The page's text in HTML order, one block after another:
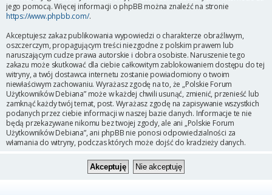
jego pomocą. Więcej informacji o phpBB można znaleźć na stronie
https://www.phpbb.com/.
Akceptujesz zakaz publikowania wypowiedzi o charakterze obraźliwym,
oszczerczym, propagującym treści niezgodne z polskim prawem lub
naruszającym cudze prawa autorskie i dobra osobiste. Naruszenie tego
zakazu może skutkować dla ciebie całkowitym zablokowaniem dostępu do tej
witryny, a twój dostawca internetu zostanie powiadomiony o twoim
niewłaściwym zachowaniu. Wyrażasz zgodę na to, że „Polskie Forum
Użytkowników Debiana” może w każdej chwili usunąć, zmienić, przenieść lub
zamknąć każdy twój temat, post. Wyrażasz zgodę na zapisywanie wszystkich
podanych przez ciebie informacji w naszej bazie danych. Informacje te nie
będą przekazywane nikomu bez twojej zgody, ale ani „Polskie Forum
Użytkowników Debiana”, ani phpBB nie ponosi odpowiedzialności za
włamania do witryny, podczas których może dojść do kradzieży danych.